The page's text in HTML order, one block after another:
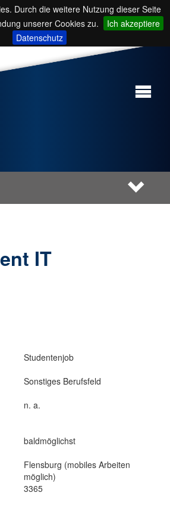
Durch die weitere Nutzung dieser Seite
unserer Cookies zu.
Ich akzeptiere
Datenschutz
IT
Studentenjob
Sonstiges Berufsfeld
n. a.
baldmöglichst
Flensburg (mobiles Arbeiten
möglich)
3365